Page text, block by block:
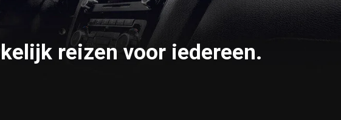
reizen voor iedereen.